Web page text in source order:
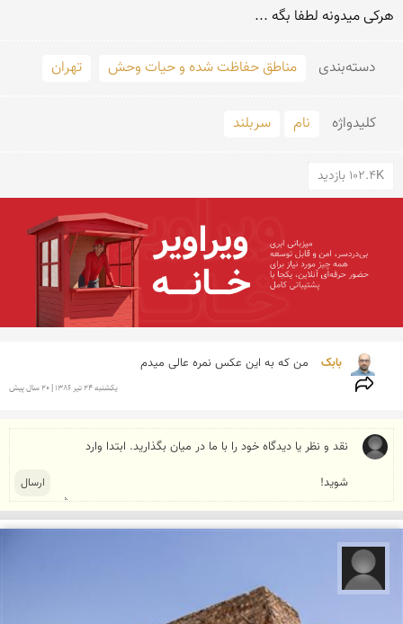
هركی میدونه لطفا بگه ...
دسته‌بندی مناطق حفاظت شده و حیات وحش تهران
کلید‌واژه نام سربلند
102.4K بازدید
بابک من كه به این عكس نمره عالی میدم
يكشنبه 24 تير 1386 | 20 سال پیش